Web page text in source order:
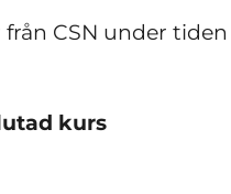
CSN under
kurs